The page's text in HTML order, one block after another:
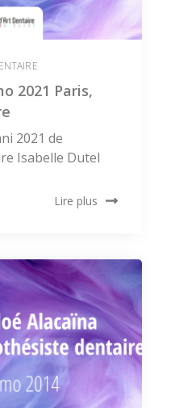
2021 Paris,
2021 de
Isabelle Dutel
Lire plus